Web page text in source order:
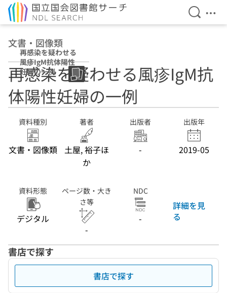
検索を
メ
文書・図像類
再感染を疑わせる
風疹IgM抗体陽性
妊婦の一例
再感染を疑わせる風疹IgM抗
体陽性妊婦の一例
資料種別
文書・図像類
著者
土屋, 裕子ほ
か
出版者
-
出版年
2019-05
資料形態
デジタル
ページ数・大き
さ等
-
NDC
-
詳細を見
る
書店で探す
書店で探す